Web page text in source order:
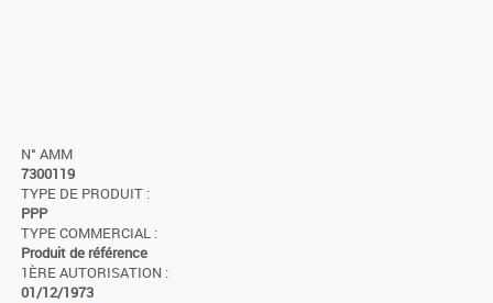
N° AMM
7300119
TYPE DE PRODUIT :
PPP
TYPE COMMERCIAL :
Produit de référence
1ÈRE AUTORISATION :
01/12/1973